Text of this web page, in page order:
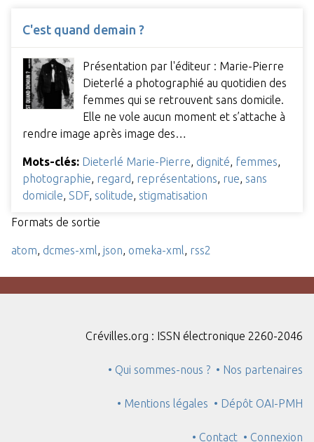
C'est quand demain ?
Présentation par l'éditeur : Marie-Pierre
Dieterlé a photographié au quotidien des
femmes qui se retrouvent sans domicile.
Elle ne vole aucun moment et s’attache à
rendre image après image des…
Mots-clés: Dieterlé Marie-Pierre dignité femmes
photographie regard représentations rue sans
domicile SDF, solitude stigmatisation
Formats de sortie
atom dcmes-xml json omeka-xml rss2
Crévilles.org : ISSN électronique 2260-2046
• Qui sommes-nous ? • Nos partenaires
• Mentions légales • Dépôt OAI-PMH
• Contact • Connexion